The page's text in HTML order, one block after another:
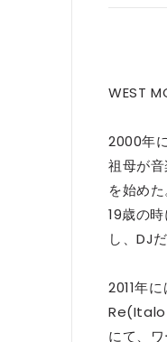
WEST
2000年
祖母が
を始めた
19歳の
し、DJ
2011年
Re(Italo
にて、